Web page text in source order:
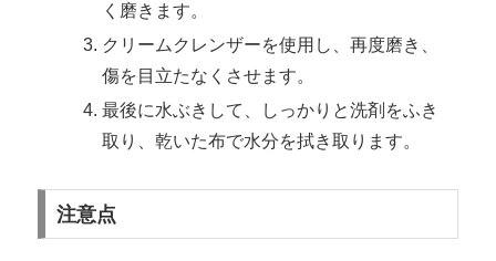
く磨きます。
クリームクレンザーを使用し、再度磨き、
傷を目立たなくさせます。
最後に水ぶきして、しっかりと洗剤をふき
取り、乾いた布で水分を拭き取ります。
注意点